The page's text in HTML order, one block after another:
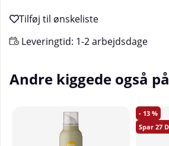
Leveringtid: 1-2 arbejdsdage
Andre kiggede også på
13
27